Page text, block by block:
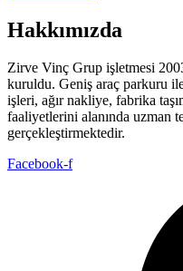
Hakkımızda
Zirve Vinç Grup işletmesi
kuruldu. Geniş araç parkuru
işleri, ağır nakliye, fabrika
faaliyetlerini alanında uzman
gerçekleştirmektedir.
Facebook-f